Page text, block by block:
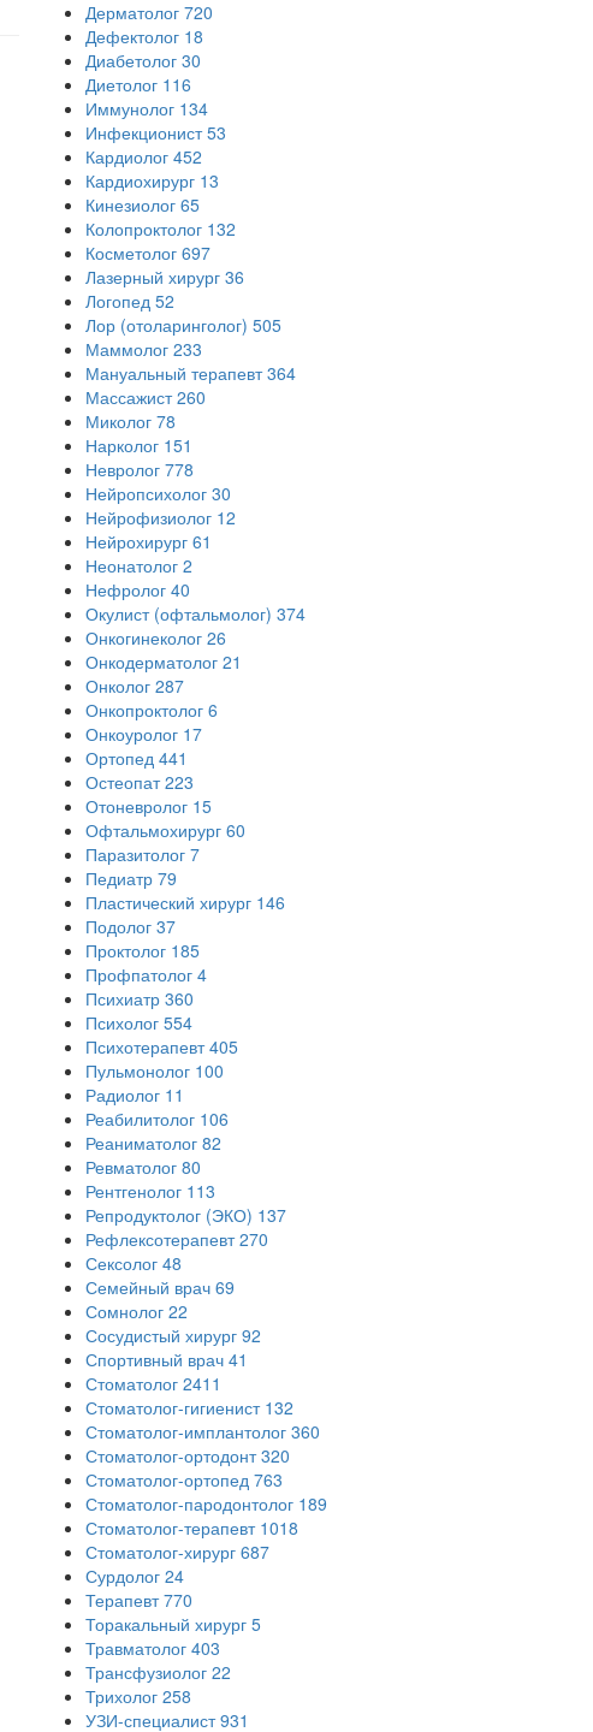
Дерматолог 720
Дефектолог 18
Диабетолог 30
Диетолог 116
Иммунолог 134
Инфекционист 53
Кардиолог 452
Кардиохирург 13
Кинезиолог 65
Колопроктолог 132
Косметолог 697
Лазерный хирург 36
Логопед 52
Лор (отоларинголог) 505
Маммолог 233
Мануальный терапевт 364
Массажист 260
Миколог 78
Нарколог 151
Невролог 778
Нейропсихолог 30
Нейрофизиолог 12
Нейрохирург 61
Неонатолог 2
Нефролог 40
Окулист (офтальмолог) 374
Онкогинеколог 26
Онкодерматолог 21
Онколог 287
Онкопроктолог 6
Онкоуролог 17
Ортопед 441
Остеопат 223
Отоневролог 15
Офтальмохирург 60
Паразитолог 7
Педиатр 79
Пластический хирург 146
Подолог 37
Проктолог 185
Профпатолог 4
Психиатр 360
Психолог 554
Психотерапевт 405
Пульмонолог 100
Радиолог 11
Реабилитолог 106
Реаниматолог 82
Ревматолог 80
Рентгенолог 113
Репродуктолог (ЭКО) 137
Рефлексотерапевт 270
Сексолог 48
Семейный врач 69
Сомнолог 22
Сосудистый хирург 92
Спортивный врач 41
Стоматолог 2411
Стоматолог-гигиенист 132
Стоматолог-имплантолог 360
Стоматолог-ортодонт 320
Стоматолог-ортопед 763
Стоматолог-пародонтолог 189
Стоматолог-терапевт 1018
Стоматолог-хирург 687
Сурдолог 24
Терапевт 770
Торакальный хирург 5
Травматолог 403
Трансфузиолог 22
Трихолог 258
УЗИ-специалист 931